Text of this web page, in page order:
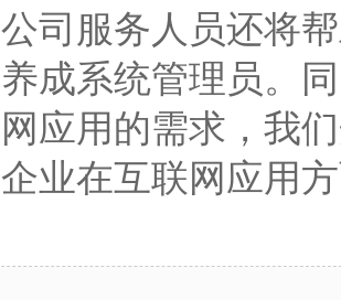
公司服务人员还将
养成系统管理员。
网应用的需求，我
企业在互联网应用